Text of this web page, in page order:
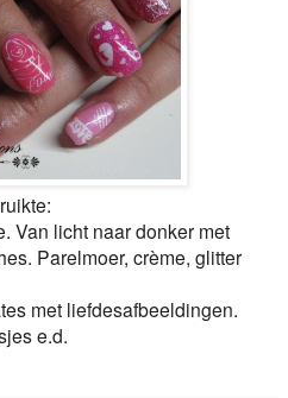
Van licht naar donker met
Parelmoer, crème, glitter
met liefdesafbeeldingen.
e.d.